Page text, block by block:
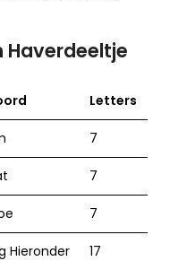
Haverdeeltje
Letters
7
7
7
Hieronder 17